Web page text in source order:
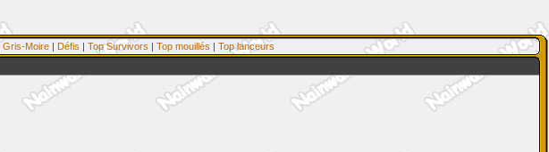
Gris-Moire | Défis | Top Survivors | Top mouillés | Top lanceurs